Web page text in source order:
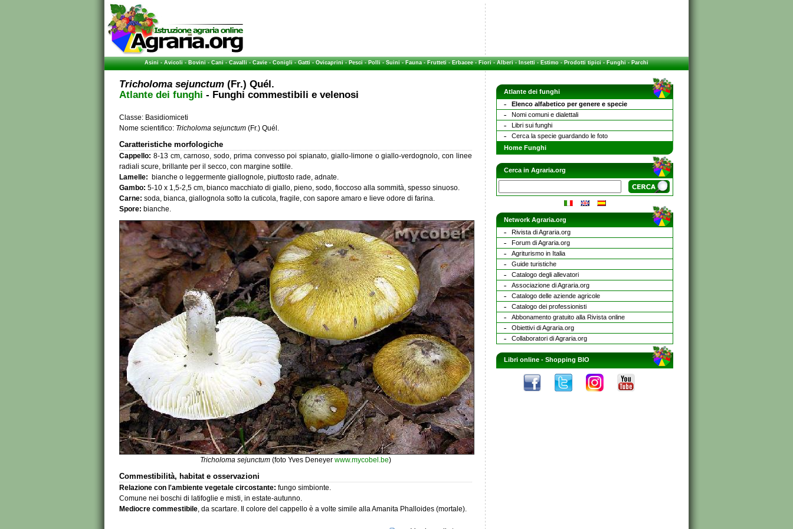
Asini-Avicoli-Bovini-Cani-Cavalli-Cavie-Conigli-Gatti-Ovicaprini-Pesci-Polli-Suini-Fauna-Frutteti-Erbacee-Fiori-Alberi-Insetti-Estimo-Prodotti tipici-Funghi-Parchi
Tricholoma sejunctum (Fr.) Quél.
Atlante dei funghi - Funghi commestibili e velenosi
Classe: Basidiomiceti
Nome scientifico: Tricholoma sejunctum (Fr.) Quél.
Caratteristiche morfologiche
Cappello: 8-13 cm, carnoso, sodo, prima convesso poi spianato, giallo-limone o giallo-verdognolo, con linee
radiali scure, brillante per il secco, con margine sottile.
Lamelle: bianche o leggermente giallognole, piuttosto rade, adnate.
Gambo: 5-10 x 1,5-2,5 cm, bianco macchiato di giallo, pieno, sodo, fioccoso alla sommità, spesso sinuoso.
Carne: soda, bianca, giallognola sotto la cuticola, fragile, con sapore amaro e lieve odore di farina.
Spore: bianche.
Tricholoma sejunctum (foto Yves Deneyer www.mycobel.be)
Commestibilità, habitat e osservazioni
Relazione con l'ambiente vegetale circostante: fungo simbionte.
Comune nei boschi di latifoglie e misti, in estate-autunno.
Mediocre commestibile, da scartare. Il colore del cappello è a volte simile alla Amanita Phalloides (mortale).
Atlante dei funghi
Elenco alfabetico per genere e specie
Nomi comuni e dialettali
Libri sui funghi
Cerca la specie guardando le foto
Home Funghi
Cerca in Agraria.org
Network Agraria.org
Rivista di Agraria.org
Forum di Agraria.org
Agriturismo in Italia
Guide turistiche
Catalogo degli allevatori
Associazione di Agraria.org
Catalogo delle aziende agricole
Catalogo dei professionisti
Abbonamento gratuito alla Rivista online
Obiettivi di Agraria.org
Collaboratori di Agraria.org
Libri online - Shopping BIO